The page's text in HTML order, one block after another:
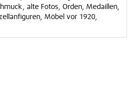
alte Fotos, Orden, Medaillen,
Möbel vor 1920,